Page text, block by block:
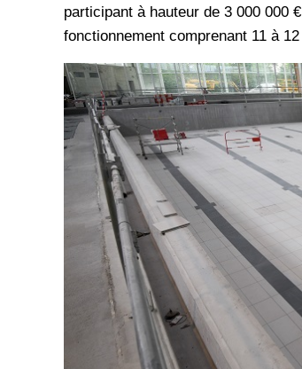
participant à hauteur de 3 000 000
fonctionnement comprenant 11 à